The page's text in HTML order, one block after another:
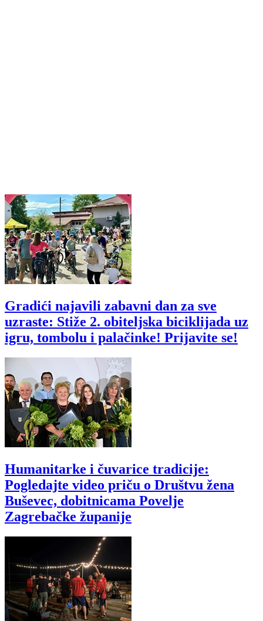
Gradići najavili zabavni dan za sve
uzraste: Stiže 2. obiteljska biciklijada uz
igru, tombolu i palačinke! Prijavite se!
Humanitarke i čuvarice tradicije:
Pogledajte video priču o Društvu žena
Buševec, dobitnicama Povelje
Zagrebačke županije